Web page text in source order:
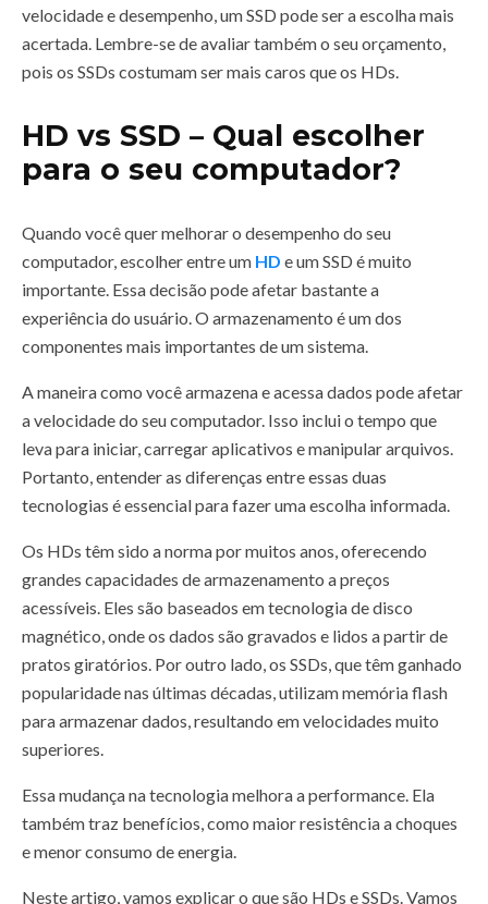
velocidade e desempenho, um SSD pode ser a escolha mais
acertada. Lembre-se de avaliar também o seu orçamento,
pois os SSDs costumam ser mais caros que os HDs.
HD vs SSD – Qual escolher
para o seu computador?
Quando você quer melhorar o desempenho do seu
computador, escolher entre um HD e um SSD é muito
importante. Essa decisão pode afetar bastante a
experiência do usuário. O armazenamento é um dos
componentes mais importantes de um sistema.
A maneira como você armazena e acessa dados pode afetar
a velocidade do seu computador. Isso inclui o tempo que
leva para iniciar, carregar aplicativos e manipular arquivos.
Portanto, entender as diferenças entre essas duas
tecnologias é essencial para fazer uma escolha informada.
Os HDs têm sido a norma por muitos anos, oferecendo
grandes capacidades de armazenamento a preços
acessíveis. Eles são baseados em tecnologia de disco
magnético, onde os dados são gravados e lidos a partir de
pratos giratórios. Por outro lado, os SSDs, que têm ganhado
popularidade nas últimas décadas, utilizam memória flash
para armazenar dados, resultando em velocidades muito
superiores.
Essa mudança na tecnologia melhora a performance. Ela
também traz benefícios, como maior resistência a choques
e menor consumo de energia.
Neste artigo, vamos explicar o que são HDs e SSDs. Vamos